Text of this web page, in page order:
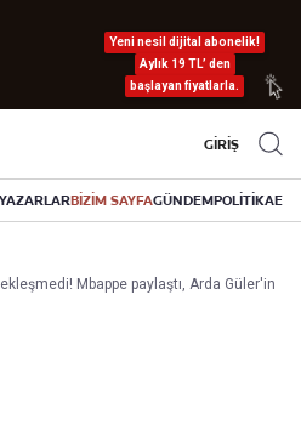
Yeni nesil dijital abonelik!
Aylık 19 TL’ den
başlayan fiyatlarla.
GİRİŞ
YAZARLARBİZİM SAYFAGÜNDEMPOLİTİKA
Mbappe paylaştı, Arda Güler'in